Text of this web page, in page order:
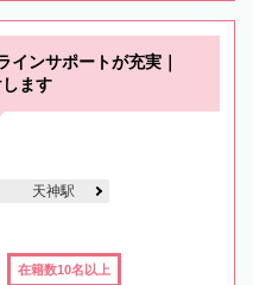
インサポートが充実｜
します
天神駅
在籍数10名以上